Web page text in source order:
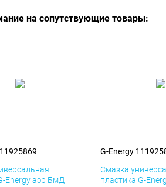
на сопутствующие товары:
Energy аэр БмД
G-Energy
Смазка
пластика G-